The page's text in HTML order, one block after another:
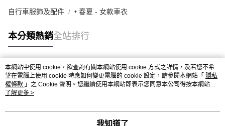
自行車服飾及配件 • 春夏 - 女款車衣
本分類熱銷全站排行
熱門標籤
本網站中使用 cookie，欲查詢有關本網站使用 cookie 方式之詳情，及若您不希
望在電腦上使用 cookie 時應如何變更電腦的 cookie 設定，請參閱本網站「 隱私
權條款 」之 Cookie 聲明。您繼續使用本網站即表示您同意本公司得按本網站使
用條款之 Cookie 聲明使用 cookie。
了解更多 >
我知道了